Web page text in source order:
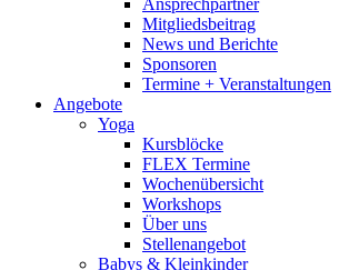
Ansprechpartner
Mitgliedsbeitrag
News und Berichte
Sponsoren
Termine + Veranstaltungen
Angebote
Yoga
Kursblöcke
FLEX Termine
Wochenübersicht
Workshops
Über uns
Stellenangebot
Babys & Kleinkinder